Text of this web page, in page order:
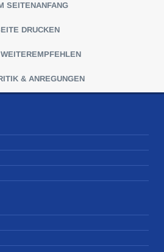
SEITENANFANG
DRUCKEN
& ANREGUNGEN